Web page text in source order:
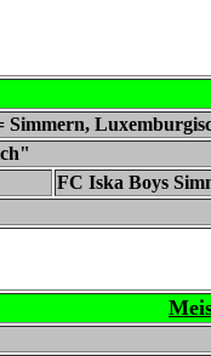
Simmern,
FC Iska Boys